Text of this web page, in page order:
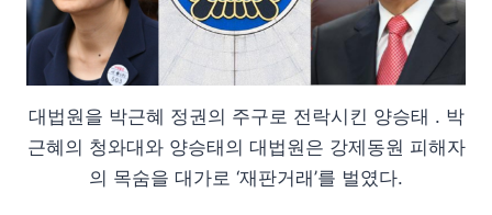
대법원을 박근혜 정권의 주구로 전락시킨 양승태 . 박
근혜의 청와대와 양승태의 대법원은 강제동원 피해자
의 목숨을 대가로 ‘재판거래’를 벌였다.